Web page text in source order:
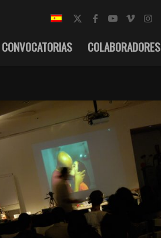
CONVOCATORIAS COLABORADORES